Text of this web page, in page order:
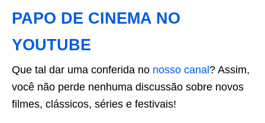
PAPO DE CINEMA NO
YOUTUBE
Que tal dar uma conferida no nosso canal ? Assim,
você não perde nenhuma discussão sobre novos
filmes, clássicos, séries e festivais!